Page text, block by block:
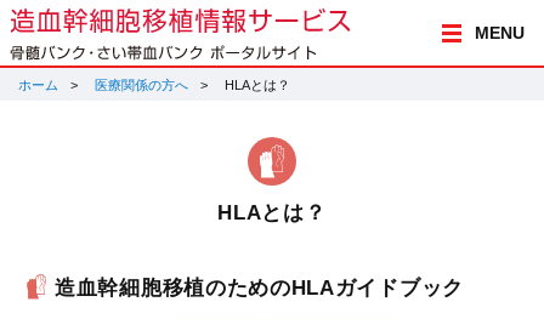
MENU
ホーム 医療関係の方へ HLAとは？
HLAとは？
造血幹細胞移植のためのHLAガイドブック